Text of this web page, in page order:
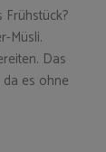
Müsli.
Das
es ohne